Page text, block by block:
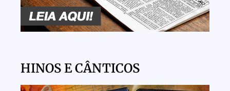
HINOS E CÂNTICOS